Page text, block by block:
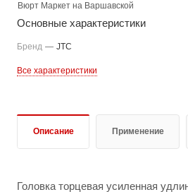
Вюрт Маркет на Варшавской
Основные характеристики
Бренд — JTC
Все характеристики
Описание Применение
Головка торцевая усиленная